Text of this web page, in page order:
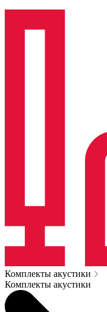
Комплекты акустики
Комплекты акустики